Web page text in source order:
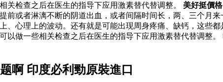
关检查之后在医生的指导下应用激素替代替调整。 美好挺價格
前或者淋漓不断的阴道出血，或者间隔时间长，两、三个月
心理上的波动。还有就是可能出现周身疼痛、缺钙，这些
做一些相关检查之后在医生的指导下应用激素替代替调整。
啊 印度必利勁原裝進口